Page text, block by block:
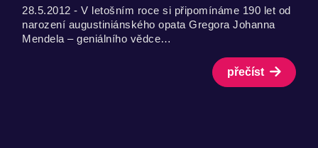
28.5.2012 - V letošním roce si připomínáme 190 let od
narození augustiniánského opata Gregora Johanna
Mendela – geniálního vědce…
přečíst